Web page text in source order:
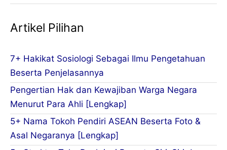
Artikel Pilihan
7+ Hakikat Sosiologi Sebagai Ilmu Pengetahuan
Beserta Penjelasannya
Pengertian Hak dan Kewajiban Warga Negara
Menurut Para Ahli [Lengkap]
5+ Nama Tokoh Pendiri ASEAN Beserta Foto &
Asal Negaranya [Lengkap]